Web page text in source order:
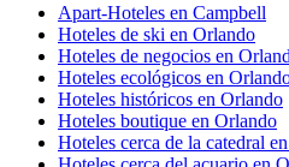
Apart-Hoteles en Campbell
Hoteles de ski en Orlando
Hoteles de negocios en
Hoteles ecológicos en
Hoteles históricos en Orlando
Hoteles boutique en Orlando
Hoteles cerca de la catedral